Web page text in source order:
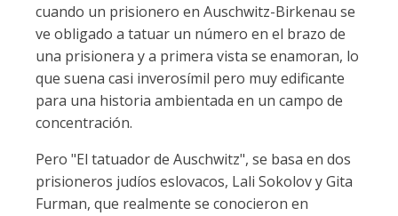
cuando un prisionero en Auschwitz-Birkenau se
ve obligado a tatuar un número en el brazo de
una prisionera y a primera vista se enamoran, lo
que suena casi inverosímil pero muy edificante
para una historia ambientada en un campo de
concentración.
Pero "El tatuador de Auschwitz", se basa en dos
prisioneros judíos eslovacos, Lali Sokolov y Gita
Furman, que realmente se conocieron en